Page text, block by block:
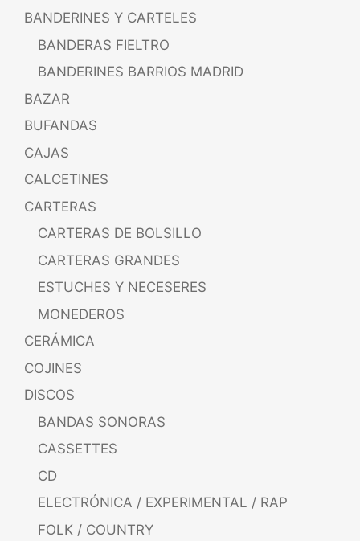
BANDERINES Y CARTELES
BANDERAS FIELTRO
BANDERINES BARRIOS MADRID
BAZAR
BUFANDAS
CAJAS
CALCETINES
CARTERAS
CARTERAS DE BOLSILLO
CARTERAS GRANDES
ESTUCHES Y NECESERES
MONEDEROS
CERÁMICA
COJINES
DISCOS
BANDAS SONORAS
CASSETTES
CD
ELECTRÓNICA / EXPERIMENTAL / RAP
FOLK / COUNTRY